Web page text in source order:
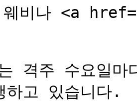
웨비나 <a
격주 수요일
하고 있습니다.